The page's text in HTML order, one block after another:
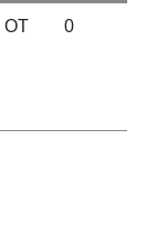
OT 0